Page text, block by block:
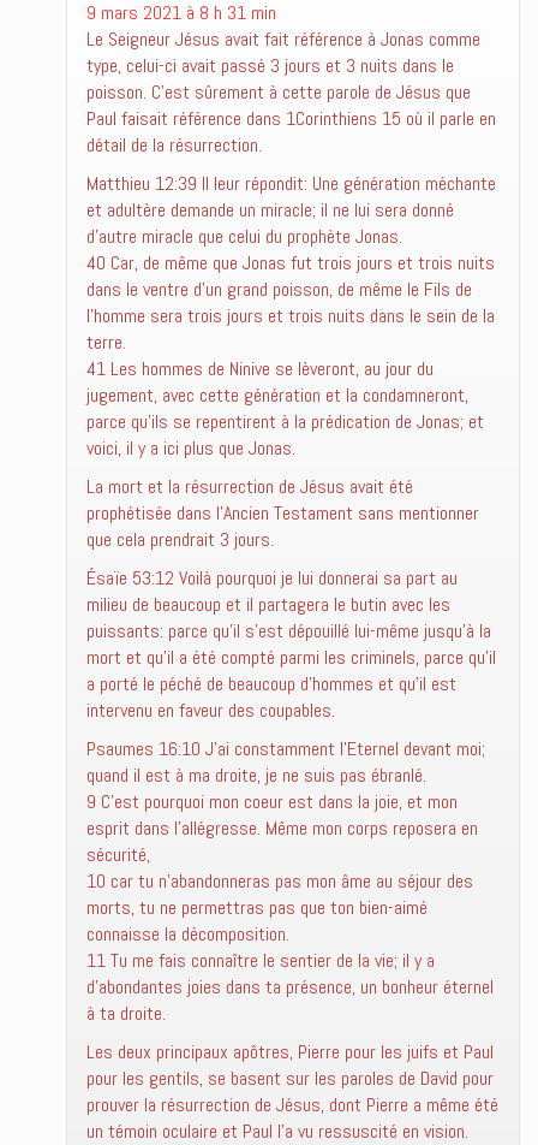
9 mars 2021 à 8 h 31 min
Le Seigneur Jésus avait fait référence à Jonas comme
type, celui-ci avait passé 3 jours et 3 nuits dans le
poisson. C’est sûrement à cette parole de Jésus que
Paul faisait référence dans 1Corinthiens 15 où il parle en
détail de la résurrection.
Matthieu 12:39 Il leur répondit: Une génération méchante
et adultère demande un miracle; il ne lui sera donné
d’autre miracle que celui du prophète Jonas.
40 Car, de même que Jonas fut trois jours et trois nuits
dans le ventre d’un grand poisson, de même le Fils de
l’homme sera trois jours et trois nuits dans le sein de la
terre.
41 Les hommes de Ninive se lèveront, au jour du
jugement, avec cette génération et la condamneront,
parce qu’ils se repentirent à la prédication de Jonas; et
voici, il y a ici plus que Jonas.
La mort et la résurrection de Jésus avait été
prophétisée dans l’Ancien Testament sans mentionner
que cela prendrait 3 jours.
Ésaïe 53:12 Voilà pourquoi je lui donnerai sa part au
milieu de beaucoup et il partagera le butin avec les
puissants: parce qu’il s’est dépouillé lui-même jusqu’à la
mort et qu’il a été compté parmi les criminels, parce qu’il
a porté le péché de beaucoup d’hommes et qu’il est
intervenu en faveur des coupables.
Psaumes 16:10 J’ai constamment l’Eternel devant moi;
quand il est à ma droite, je ne suis pas ébranlé.
9 C’est pourquoi mon coeur est dans la joie, et mon
esprit dans l’allégresse. Même mon corps reposera en
sécurité,
10 car tu n’abandonneras pas mon âme au séjour des
morts, tu ne permettras pas que ton bien-aimé
connaisse la décomposition.
11 Tu me fais connaître le sentier de la vie; il y a
d’abondantes joies dans ta présence, un bonheur éternel
à ta droite.
Les deux principaux apôtres, Pierre pour les juifs et Paul
pour les gentils, se basent sur les paroles de David pour
prouver la résurrection de Jésus, dont Pierre a même été
un témoin oculaire et Paul l’a vu ressuscité en vision.